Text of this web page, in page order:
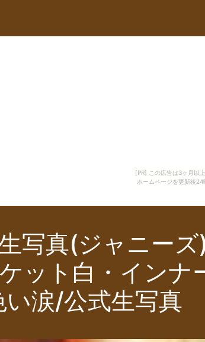
[PR] この広告は3ヶ月以
ホームページを更新後24
生写真(ジャニー
ット白・インナ
涙/公式生写真